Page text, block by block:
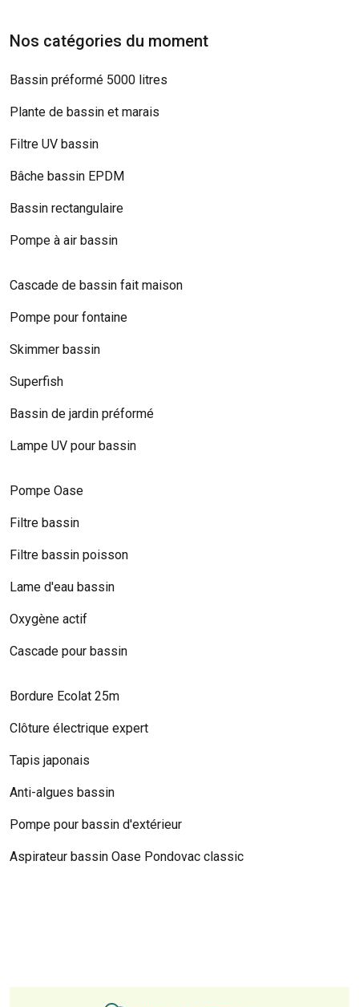
Nos catégories du moment
Bassin préformé 5000 litres
Plante de bassin et marais
Filtre UV bassin
Bâche bassin EPDM
Bassin rectangulaire
Pompe à air bassin
Cascade de bassin fait maison
Pompe pour fontaine
Skimmer bassin
Superfish
Bassin de jardin préformé
Lampe UV pour bassin
Pompe Oase
Filtre bassin
Filtre bassin poisson
Lame d'eau bassin
Oxygène actif
Cascade pour bassin
Bordure Ecolat 25m
Clôture électrique expert
Tapis japonais
Anti-algues bassin
Pompe pour bassin d'extérieur
Aspirateur bassin Oase Pondovac classic